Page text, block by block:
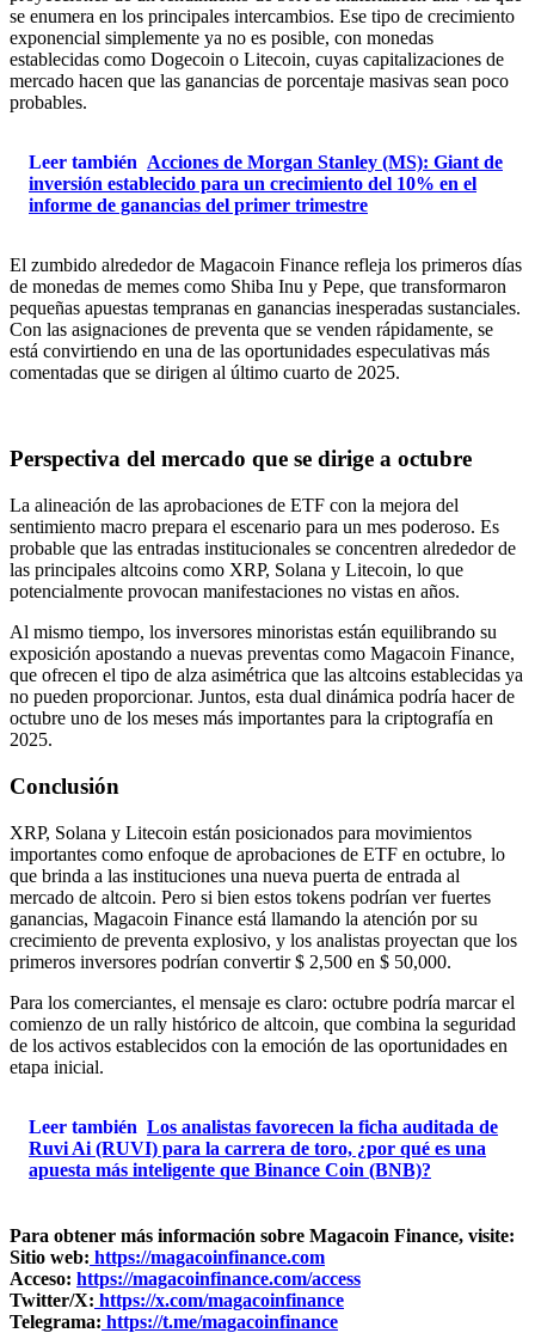
se enumera en los principales intercambios. Ese tipo de crecimiento
exponencial simplemente ya no es posible, con monedas
establecidas como Dogecoin o Litecoin, cuyas capitalizaciones de
mercado hacen que las ganancias de porcentaje masivas sean poco
probables.
Leer también Acciones de Morgan Stanley (MS): Giant de
inversión establecido para un crecimiento del 10% en el
informe de ganancias del primer trimestre
El zumbido alrededor de Magacoin Finance refleja los primeros días
de monedas de memes como Shiba Inu y Pepe, que transformaron
pequeñas apuestas tempranas en ganancias inesperadas sustanciales.
Con las asignaciones de preventa que se venden rápidamente, se
está convirtiendo en una de las oportunidades especulativas más
comentadas que se dirigen al último cuarto de 2025.
Perspectiva del mercado que se dirige a octubre
La alineación de las aprobaciones de ETF con la mejora del
sentimiento macro prepara el escenario para un mes poderoso. Es
probable que las entradas institucionales se concentren alrededor de
las principales altcoins como XRP, Solana y Litecoin, lo que
potencialmente provocan manifestaciones no vistas en años.
Al mismo tiempo, los inversores minoristas están equilibrando su
exposición apostando a nuevas preventas como Magacoin Finance,
que ofrecen el tipo de alza asimétrica que las altcoins establecidas ya
no pueden proporcionar. Juntos, esta dual dinámica podría hacer de
octubre uno de los meses más importantes para la criptografía en
2025.
Conclusión
XRP, Solana y Litecoin están posicionados para movimientos
importantes como enfoque de aprobaciones de ETF en octubre, lo
que brinda a las instituciones una nueva puerta de entrada al
mercado de altcoin. Pero si bien estos tokens podrían ver fuertes
ganancias, Magacoin Finance está llamando la atención por su
crecimiento de preventa explosivo, y los analistas proyectan que los
primeros inversores podrían convertir $ 2,500 en $ 50,000.
Para los comerciantes, el mensaje es claro: octubre podría marcar el
comienzo de un rally histórico de altcoin, que combina la seguridad
de los activos establecidos con la emoción de las oportunidades en
etapa inicial.
Leer también Los analistas favorecen la ficha auditada de
Ruvi Ai (RUVI) para la carrera de toro, ¿por qué es una
apuesta más inteligente que Binance Coin (BNB)?
Para obtener más información sobre Magacoin Finance, visite:
Sitio web: https://magacoinfinance.com
Acceso: https://magacoinfinance.com/access
Twitter/X: https://x.com/magacoinfinance
Telegrama: https://t.me/magacoinfinance